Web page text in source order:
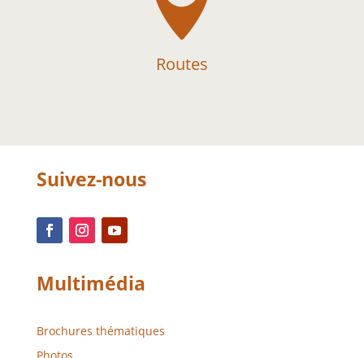
Routes
Suivez-nous
Multimédia
Brochures thématiques